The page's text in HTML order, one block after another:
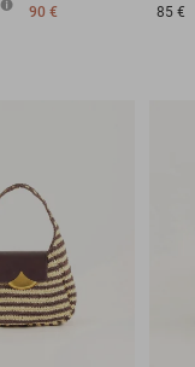
90 €
85 €